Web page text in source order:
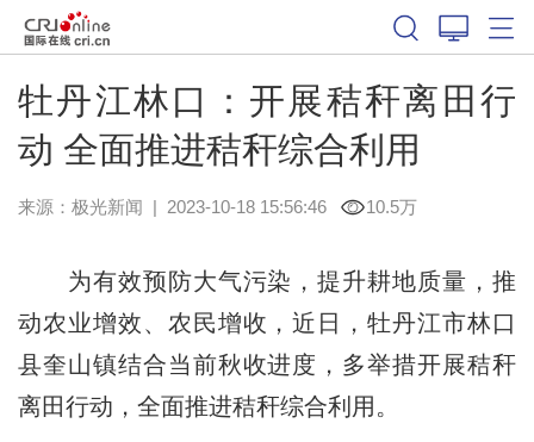
牡丹江林口：开展秸秆离田行
动 全面推进秸秆综合利用
来源： 极光新闻 | 2023-10-18 15:56:46 10.5万
为有效预防大气污染，提升耕地质量，推
动农业增效、农民增收，近日，牡丹江市林口
县奎山镇结合当前秋收进度，多举措开展秸秆
离田行动，全面推进秸秆综合利用。